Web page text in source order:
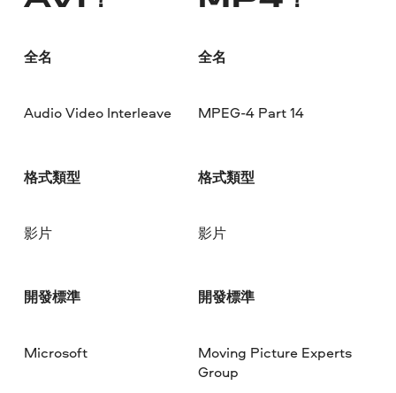
全名
Audio Video Interleave
格式類型
影片
開發標準
Microsoft
全名
MPEG-4 Part 14
格式類型
影片
開發標準
Moving Picture Experts
Group